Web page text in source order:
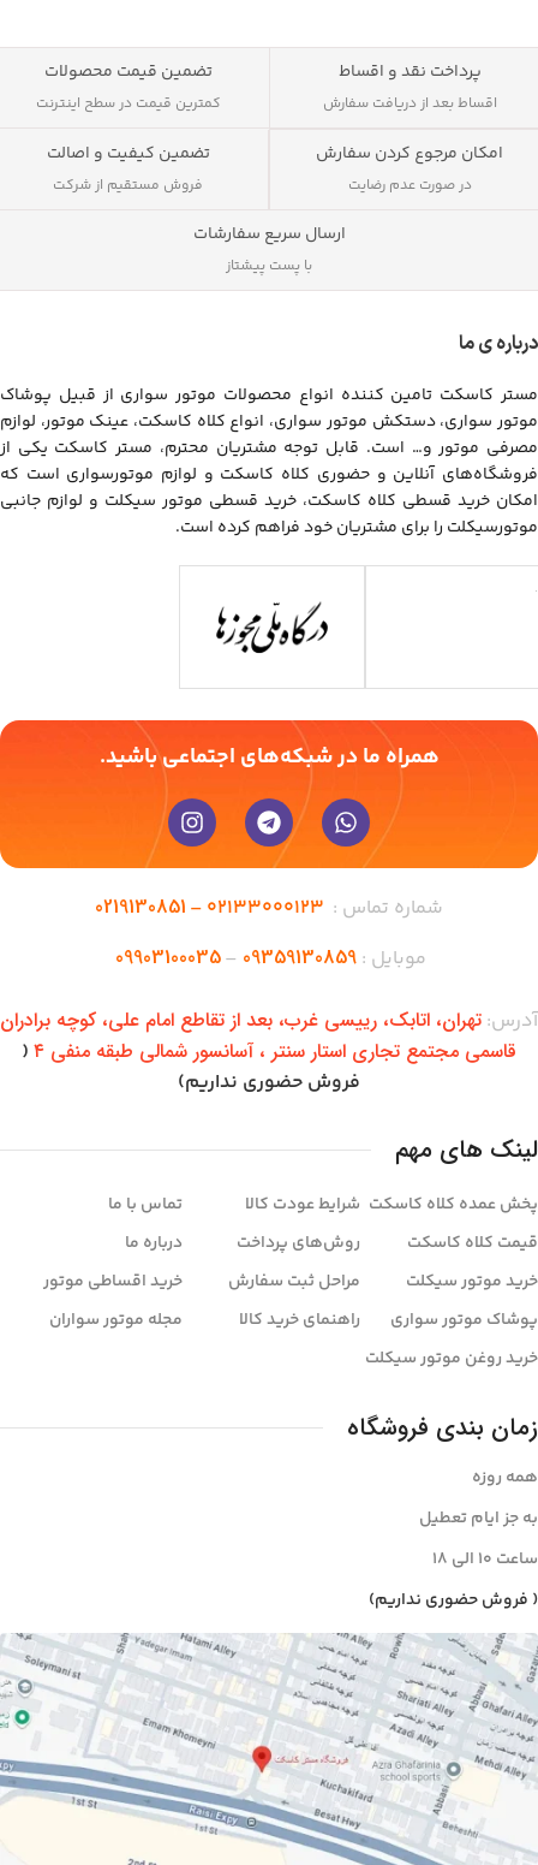
پرداخت نقد و اقساط
اقساط بعد از دریافت سفارش
تضمین قیمت محصولات
کمترین قیمت در سطح اینترنت
امکان مرجوع کردن سفارش
در صورت عدم رضایت
تضمین کیفیت و اصالت
فروش مستقیم از شرکت
ارسال سریع سفارشات
با پست پیشتاز
درباره ی ما
مستر کاسکت تامین کننده انواع محصولات موتور سواری از قبیل پوشاک
موتور سواری، دستکش موتور سواری، انواع کلاه کاسکت، عینک موتور، لوازم
مصرفی موتور و… است. قابل توجه مشتریان محترم، مستر کاسکت یکی از
فروشگاه‌های آنلاین و حضوری کلاه کاسکت و لوازم موتورسواری است که
امکان خرید قسطی کلاه کاسکت، خرید قسطی موتور سیکلت و لوازم جانبی
موتورسیکلت را برای مشتریان خود فراهم کرده است.
همراه ما در شبکه‌های اجتماعی باشید.
شماره تماس : 02133000123 –
0219130851
موبایل : 09359130859
–
09903100035
آدرس: تهران،‌ اتابک، رییسی غرب، بعد از تقاطع امام علی، کوچه برادران
قاسمی مجتمع تجاری استار سنتر ، آسانسور شمالی طبقه منفی ۴
(
فروش حضوری نداریم)
لینک های مهم
پخش عمده کلاه کاسکت
قیمت کلاه کاسکت
خرید موتور سیکلت
پوشاک موتور سواری
خرید روغن موتور سیکلت
شرایط عودت کالا
روش‌های پرداخت
مراحل ثبت سفارش
راهنمای خرید کالا
تماس با ما
درباره ما
خرید اقساطی موتور
مجله موتور سواران
زمان بندی فروشگاه
همه روزه
به جز ایام تعطیل
ساعت ۱۰ الی ۱8
( فروش حضوری نداریم)